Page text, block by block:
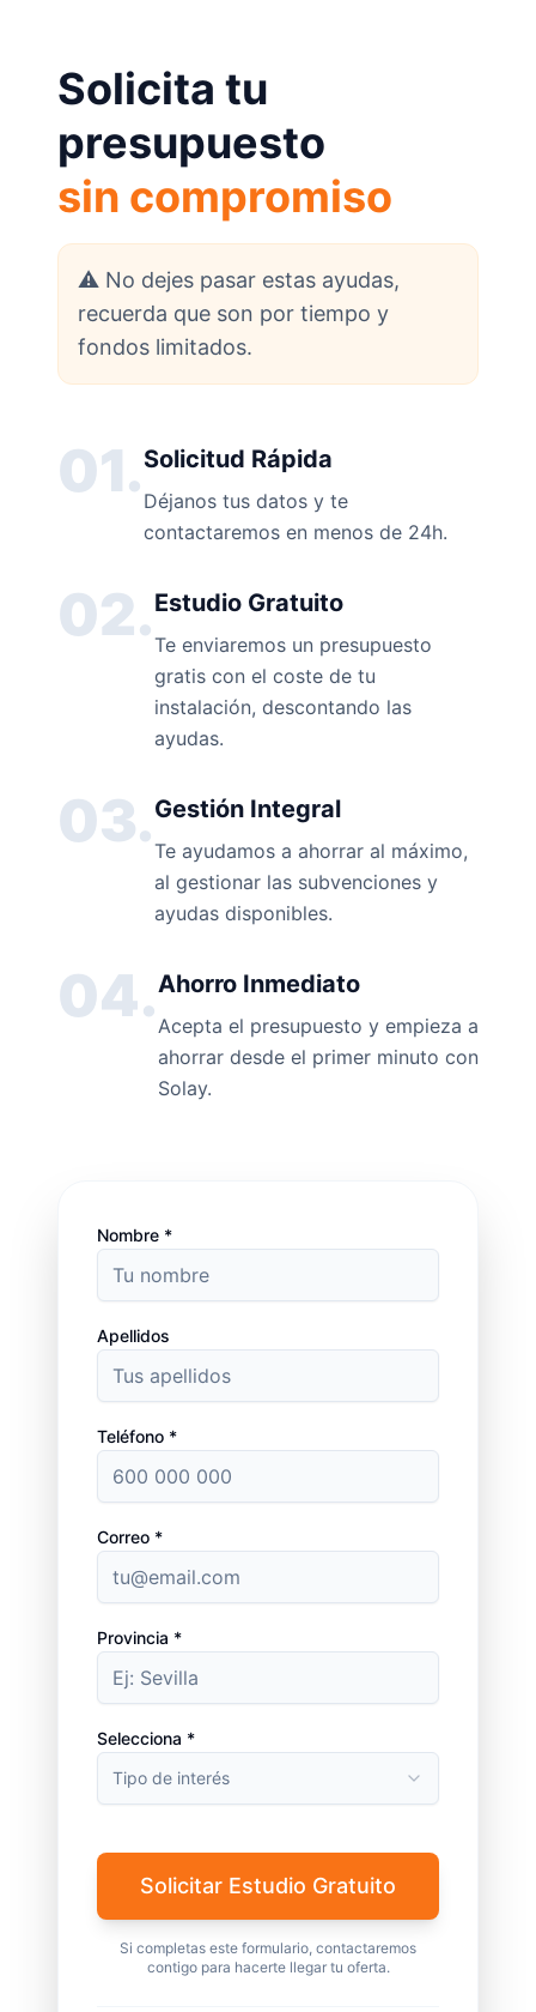
Solicita tu
presupuesto
sin compromiso
⚠️ No dejes pasar estas ayudas,
recuerda que son por tiempo y
fondos limitados.
01.Solicitud Rápida
Déjanos tus datos y te
contactaremos en menos de 24h.
02.Estudio Gratuito
Te enviaremos un presupuesto
gratis con el coste de tu
instalación, descontando las
ayudas.
03.Gestión Integral
Te ayudamos a ahorrar al máximo,
al gestionar las subvenciones y
ayudas disponibles.
04.Ahorro Inmediato
Acepta el presupuesto y empieza a
ahorrar desde el primer minuto con
Solay.
Nombre *
Apellidos
Teléfono *
Correo *
Provincia *
Selecciona *
Tipo de interés
Solicitar Estudio Gratuito
Si completas este formulario, contactaremos
contigo para hacerte llegar tu oferta.